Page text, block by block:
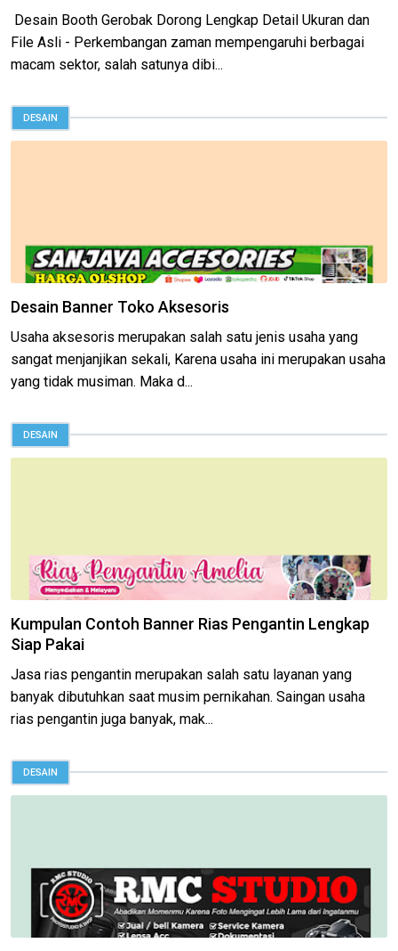
Desain Booth Gerobak Dorong Lengkap Detail Ukuran dan
File Asli - Perkembangan zaman mempengaruhi berbagai
macam sektor, salah satunya dibi...
DESAIN
Desain Banner Toko Aksesoris
Usaha aksesoris merupakan salah satu jenis usaha yang
sangat menjanjikan sekali, Karena usaha ini merupakan usaha
yang tidak musiman. Maka d...
DESAIN
Kumpulan Contoh Banner Rias Pengantin Lengkap
Siap Pakai
Jasa rias pengantin merupakan salah satu layanan yang
banyak dibutuhkan saat musim pernikahan. Saingan usaha
rias pengantin juga banyak, mak...
DESAIN